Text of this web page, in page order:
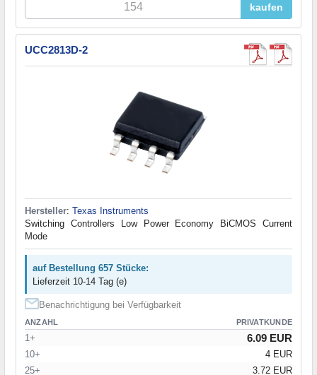
kaufen
UCC2813D-2
Hersteller: Texas Instruments
Switching Controllers Low Power Economy BiCMOS Current
Mode
auf Bestellung 657 Stücke:
Lieferzeit 10-14 Tag (e)
Benachrichtigung bei Verfügbarkeit
ANZAHL PRIVATKUNDE
1+ 6.09 EUR
10+
4 EUR
25+
3.72 EUR